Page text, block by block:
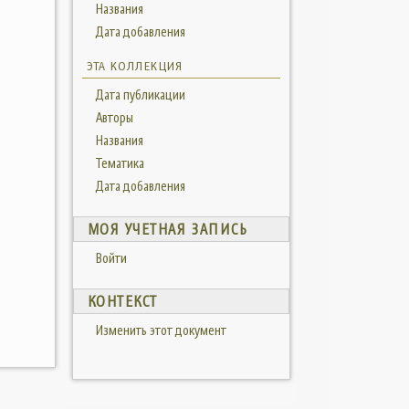
Названия
Дата добавления
ЭТА КОЛЛЕКЦИЯ
Дата публикации
Авторы
Названия
Тематика
Дата добавления
МОЯ УЧЕТНАЯ ЗАПИСЬ
Войти
КОНТЕКСТ
Изменить этот документ